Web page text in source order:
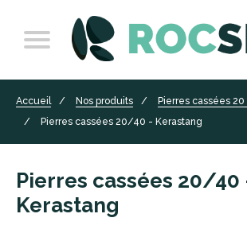
Accueil Nos produits
Pierres cassées 20
Pierres cassées 20/40 - Kerastang
Pierres cassées 20/40
Kerastang